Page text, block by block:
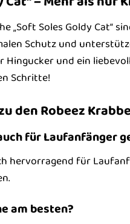
„Soft Soles Goldy
Schutz und
Hingucker und ein
Schritte!
den Robeez
für Laufanfänger
hervorragend für
am besten?